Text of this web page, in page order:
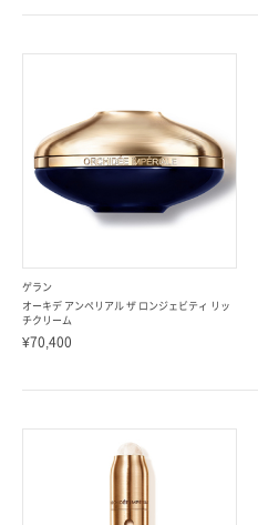
ゲラン
オーキデ アンペリアル ザ ロンジェビティ リッ
チクリーム
¥70,400